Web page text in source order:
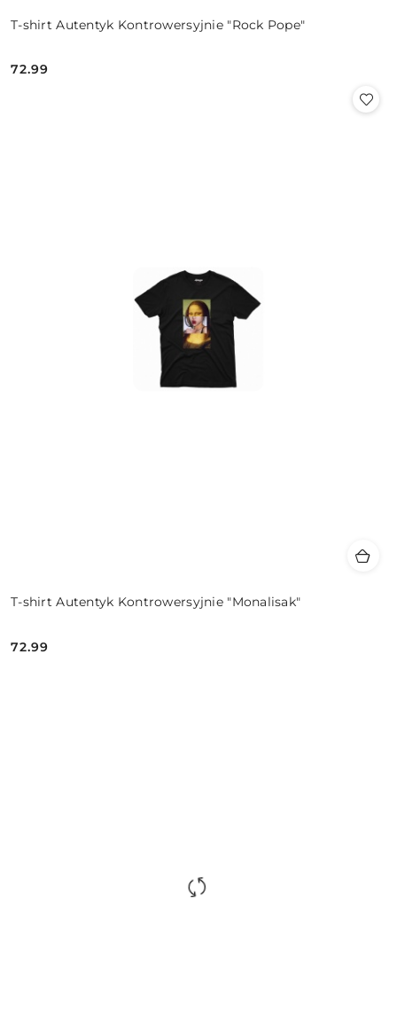
T-shirt Autentyk Kontrowersyjnie "Rock Pope"
Cena:
72.99
T-shirt Autentyk Kontrowersyjnie "Monalisak"
Cena:
72.99